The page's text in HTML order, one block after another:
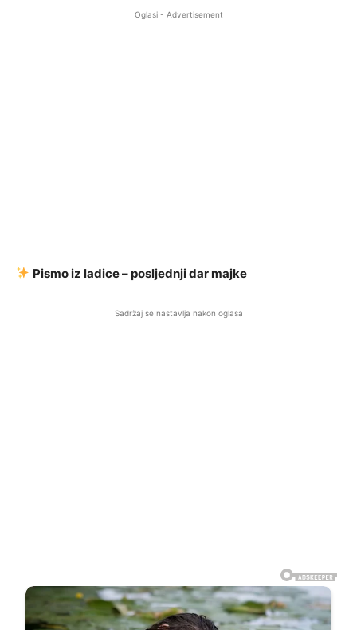
Oglasi - Advertisement
Pismo iz ladice – posljednji dar majke
Sadržaj se nastavlja nakon oglasa